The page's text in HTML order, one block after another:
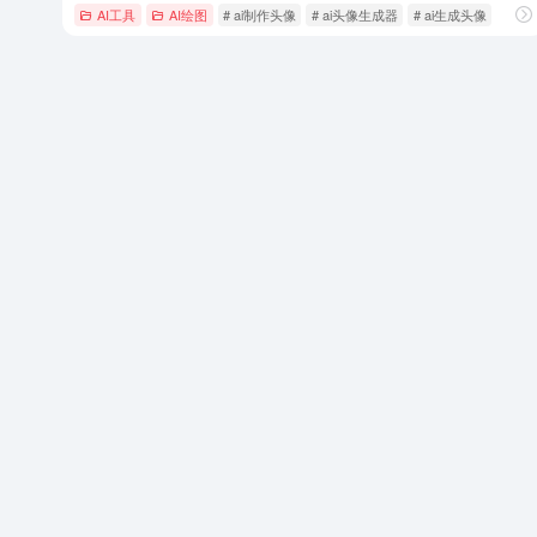
AI工具 AI绘图 # ai制作头像 # ai头像生成器 # ai生成头像